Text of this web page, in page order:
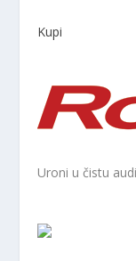
Kupi
Uroni u čistu